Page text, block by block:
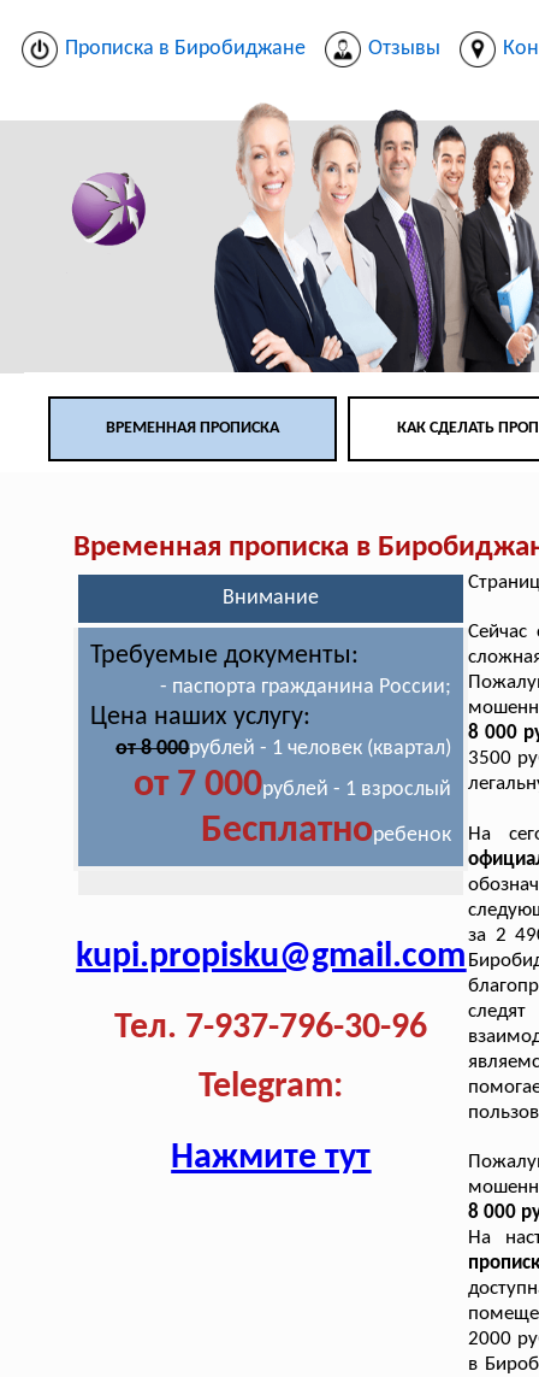
Прописка в Биробиджане Отзывы
ВРЕМЕННАЯ ПРОПИСКА КАК СДЕЛАТЬ
Временная прописка в
Внимание
Требуемые документы:
- паспорта гражданина России;
Цена наших услугу:
от 8 000рублей - 1 человек (квартал)
от 7 000рублей - 1 взрослый
Бесплатноребенок
kupi.propisku@gmail.com
Тел. 7-937-796-30-96
Telegram:
Нажмите тут
Сейчас
8 000
3500
На
за 2
8 000
На
2000
в